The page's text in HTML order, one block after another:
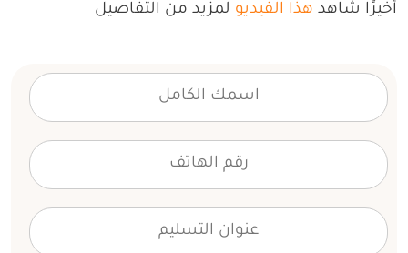
أخيرًا شاهد هذا الفيديو لمزيد من التفاصيل